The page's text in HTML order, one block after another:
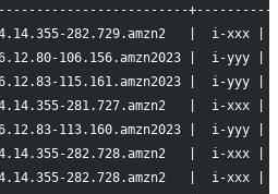
0:4.14.355-282.729.amzn2   |  i-
106.156.amzn2023 |
115.161.amzn2023 |
0:4.14.355-281.727.amzn2   |  i-
113.160.amzn2023 |
0:4.14.355-282.728.amzn2   |  i-
0:4.14.355-282.728.amzn2   |  i-